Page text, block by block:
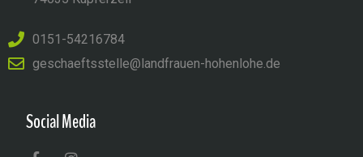
0151-54216784
geschaeftsstelle@landfrauen-hohenlohe.de
Social Media